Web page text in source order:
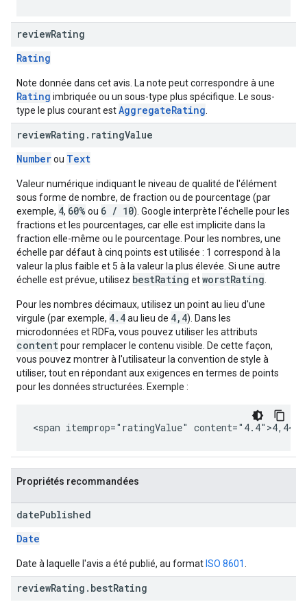
reviewRating
Rating
Note donnée dans cet avis. La note peut correspondre à une
Rating imbriquée ou un sous-type plus spécifique. Le sous-
type le plus courant estAggregateRating
reviewRating . ratingValue
Numberou Text
Valeur numérique indiquant le niveau de qualité de l'élément
sous forme de nombre, de fraction ou de pourcentage (par
exemple, 4, 60% ou 6 / 10). Google interprète l'échelle pour les
fractions et les pourcentages, car elle est implicite dans la
fraction elle-même ou le pourcentage. Pour les nombres, une
échelle par défaut à cinq points est utilisée : 1 correspond à la
valeur la plus faible et 5 à la valeur la plus élevée. Si une autre
échelle est prévue, utilisez bestRating etworstRating
Pour les nombres décimaux, utilisez un point au lieu d'une
virgule (par exemple, 4.4au lieu de 4,4). Dans les
microdonnées et RDFa, vous pouvez utiliser les attributs
content pour remplacer le contenu visible. De cette façon,
vous pouvez montrer à l'utilisateur la convention de style à
utiliser, tout en répondant aux exigences en termes de points
pour les données structurées. Exemple :
<span itemprop="ratingValue" content="4.4">4,4</
Propriétés recommandées
datePublished
Date
Date à laquelle l'avis a été publié, au formatISO 8601
reviewRating . bestRating